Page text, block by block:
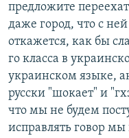
предложите
даже город, что с
откажется, как бы
го класса в
украинском языке,
русски "шокает" и
что мы не будем
исправлять говор